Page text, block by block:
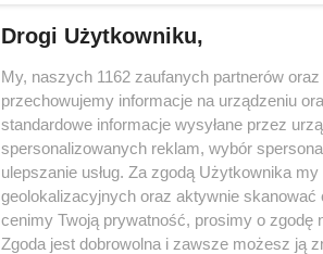
Polsat SuperHIT
festiwalu w Sopocie
Jak co roku, sopocki festiwal
scenie Opery Leśnej
które zaprezentują swoje …
Drogi Użytkowniku,
My, naszych 1162 zaufanych partnerów
przechowujemy informacje na urządzeniu
standardowe informacje wysyłane przez
spersonalizowanych reklam, wybór
ulepszanie usług. Za zgodą Użytkownika
geolokalizacyjnych oraz aktywnie
cenimy Twoją prywatność, prosimy o zgodę
Zgoda jest dobrowolna i zawsze możesz ją